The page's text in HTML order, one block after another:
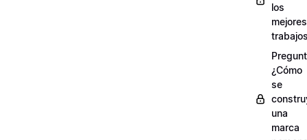
los
mejores
¿Cómo
se
una
marca